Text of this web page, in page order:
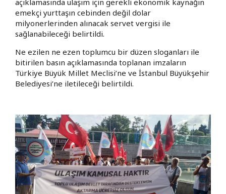
emekçi yurttaşın cebinden değil dolar
milyonerlerinden alınacak servet vergisi ile
sağlanabileceği belirtildi.
Ne ezilen ne ezen toplumcu bir düzen sloganları ile
bitirilen basın açıklamasında toplanan imzaların
Türkiye Büyük Millet Meclisi’ne ve İstanbul Büyükşehir
Belediyesi’ne iletileceği belirtildi.